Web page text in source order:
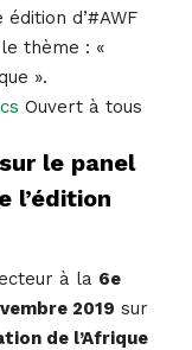
d’#AWF
thème : «
».
Ouvert à tous
le panel
l’édition
à la 6e
2019 sur
de l’Afrique